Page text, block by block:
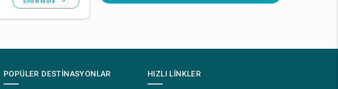
POPÜLER DESTINASYONLAR HIZLI LINKLER